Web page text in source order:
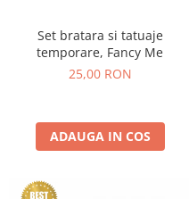
Set bratara si tatuaje
temporare, Fancy Me
25,00 RON
ADAUGA IN COS